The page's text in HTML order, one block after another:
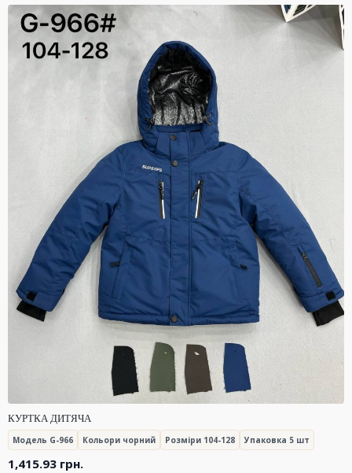
КУРТКА ДИТЯЧА
Модель G-966 Кольори чорний Розміри 104-128 Упаковка 5 шт
1,415.93 грн.